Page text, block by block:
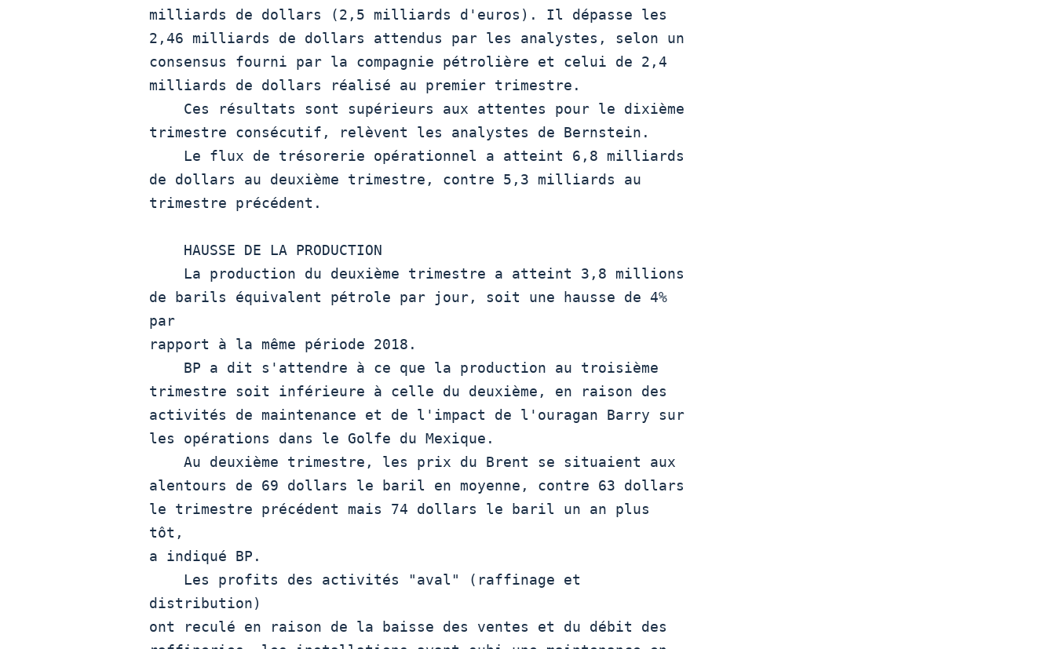
milliards de dollars (2,5 milliards d'euros). Il dépasse les
2,46 milliards de dollars attendus par les analystes, selon un
consensus fourni par la compagnie pétrolière et celui de 2,4
milliards de dollars réalisé au premier trimestre.
trimestre consécutif, relèvent les analystes de Bernstein.
de dollars au deuxième trimestre, contre 5,3 milliards au
trimestre précédent.
de barils équivalent pétrole par jour, soit une hausse de 4%
par
rapport à la même période 2018.
trimestre soit inférieure à celle du deuxième, en raison des
activités de maintenance et de l'impact de l'ouragan Barry sur
les opérations dans le Golfe du Mexique.
alentours de 69 dollars le baril en moyenne, contre 63 dollars
le trimestre précédent mais 74 dollars le baril un an plus
tôt,
a indiqué BP.
distribution)
ont reculé en raison de la baisse des ventes et du débit des